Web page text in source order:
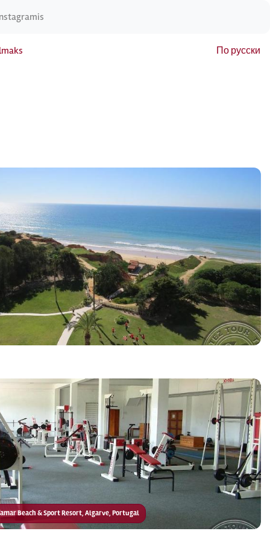
По русски
Beach & Sport Resort, Algarve, Portugal